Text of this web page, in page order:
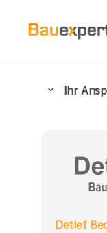
Ihr
Detlef